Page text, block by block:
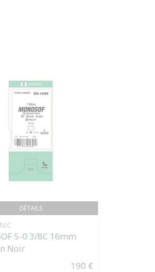
DÉTAILS
5-0 3/8C 16mm
Noir
190 €